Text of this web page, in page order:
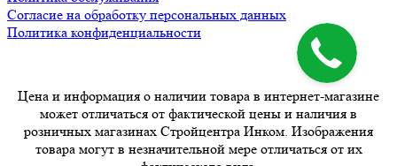
Согласие на обработку персональных данных
Политика конфиденциальности
Цена и информация о наличии товара в интернет-магазине
может отличаться от фактической цены и наличия в
розничных магазинах Стройцентра Инком. Изображения
товара могут в незначительной мере отличаться от их